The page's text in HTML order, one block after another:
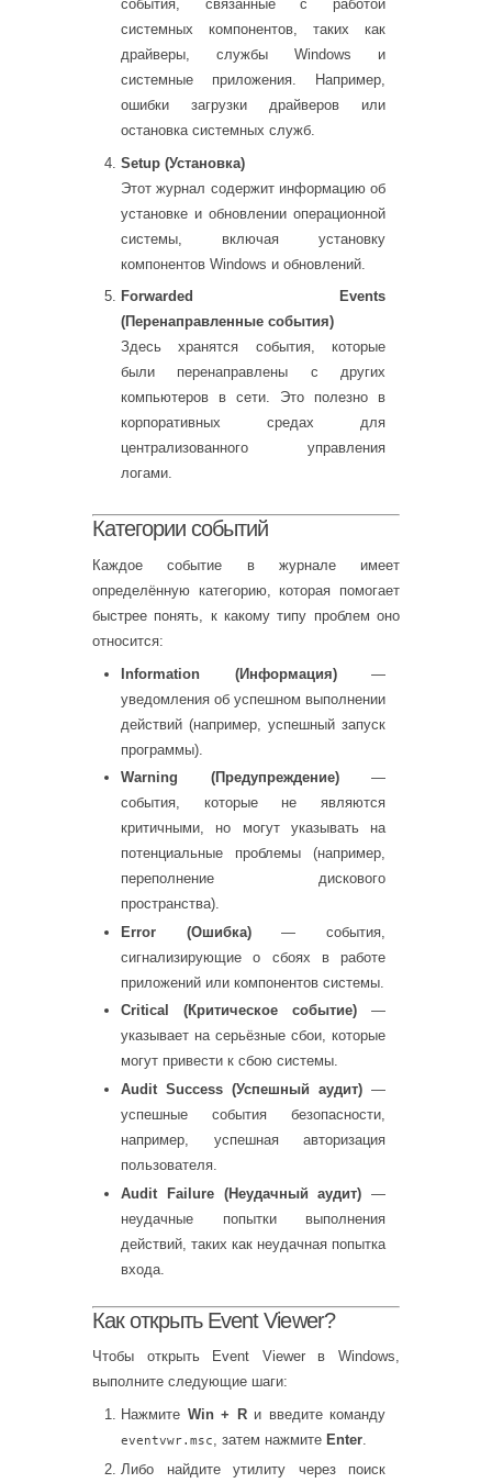
события, связанные с работой
системных компонентов, таких как
драйверы, службы Windows и
системные приложения. Например,
ошибки загрузки драйверов или
остановка системных служб.
Setup (Установка)
Этот журнал содержит информацию об
установке и обновлении операционной
системы, включая установку
компонентов Windows и обновлений.
Forwarded Events
(Перенаправленные события)
Здесь хранятся события, которые
были перенаправлены с других
компьютеров в сети. Это полезно в
корпоративных средах для
централизованного управления
логами.
Категории событий
Каждое событие в журнале имеет
определённую категорию, которая помогает
быстрее понять, к какому типу проблем оно
относится:
Information (Информация)—
уведомления об успешном выполнении
действий (например, успешный запуск
программы).
Warning (Предупреждение)—
события, которые не являются
критичными, но могут указывать на
потенциальные проблемы (например,
переполнение дискового
пространства).
Error (Ошибка)— события,
сигнализирующие о сбоях в работе
приложений или компонентов системы.
Critical (Критическое событие) —
указывает на серьёзные сбои, которые
могут привести к сбою системы.
Audit Success (Успешный аудит) —
успешные события безопасности,
например, успешная авторизация
пользователя.
Audit Failure (Неудачный аудит) —
неудачные попытки выполнения
действий, таких как неудачная попытка
входа.
Как открыть Event Viewer?
Чтобы открыть Event Viewer в Windows,
выполните следующие шаги:
Нажмите Win + Rи введите команду
eventvwr.msc , затем нажмите Enter
Либо найдите утилиту через поиск